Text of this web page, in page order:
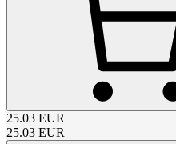
25.03 EUR
25.03 EUR